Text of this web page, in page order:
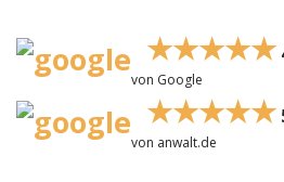
★★★★★
von Google
★★★★★
von anwalt.de